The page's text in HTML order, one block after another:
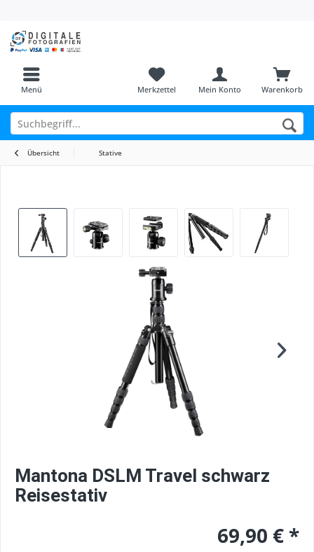
Menü Warenkorb
Merkzettel Mein Konto
Übersicht Stative
Mantona DSLM Travel schwarz
Reisestativ
69,90 € *